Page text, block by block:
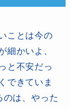
ことは今の
細かいよ、
と不安だっ
できていま
は、やった